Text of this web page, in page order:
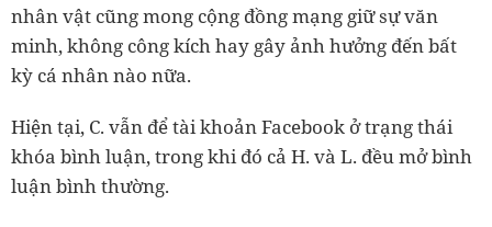
nhân vật cũng mong cộng đồng mạng giữ sự văn
minh, không công kích hay gây ảnh hưởng đến bất
kỳ cá nhân nào nữa.
Hiện tại, C. vẫn để tài khoản Facebook ở trạng thái
khóa bình luận, trong khi đó cả H. và L. đều mở bình
luận bình thường.